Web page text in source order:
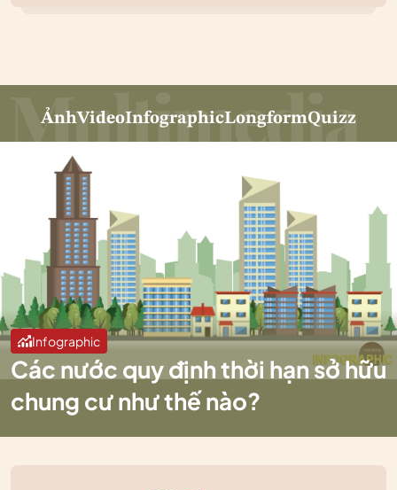
ẢnhVideoInfographicLongformQuizz
Infographic
Các nước quy định thời hạn sở hữu
chung cư như thế nào?